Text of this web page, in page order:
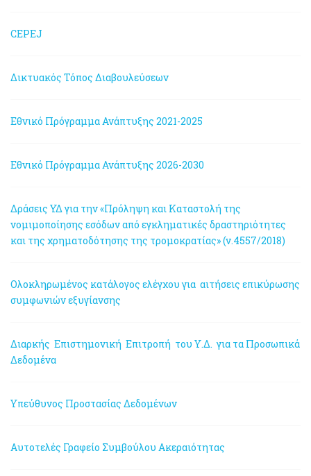
CEPEJ
Δικτυακός Τόπος Διαβουλεύσεων
Εθνικό Πρόγραμμα Ανάπτυξης 2021-2025
Εθνικό Πρόγραμμα Ανάπτυξης 2026-2030
Δράσεις ΥΔ για την «Πρόληψη και Καταστολή της
νομιμοποίησης εσόδων από εγκληματικές δραστηριότητες
και της χρηματοδότησης της τρομοκρατίας» (ν.4557/2018)
Ολοκληρωμένος κατάλογος ελέγχου για αιτήσεις επικύρωσης
συμφωνιών εξυγίανσης
Διαρκής Επιστημονική Επιτροπή του Υ.Δ. για τα Προσωπικά
Δεδομένα
Υπεύθυνος Προστασίας Δεδομένων
Αυτοτελές Γραφείο Συμβούλου Ακεραιότητας